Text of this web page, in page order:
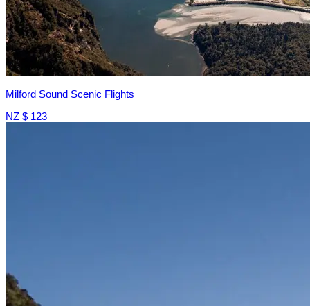
Milford Sound Scenic Flights
NZ $ 123